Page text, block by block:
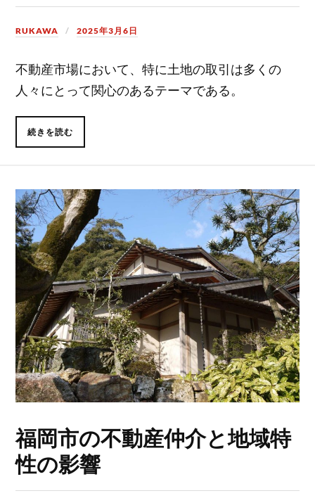
RUKAWA 2025年3月6日
不動産市場において、特に土地の取引は多くの
人々にとって関心のあるテーマである。
続きを読む
福岡市の不動産仲介と地域特
性の影響